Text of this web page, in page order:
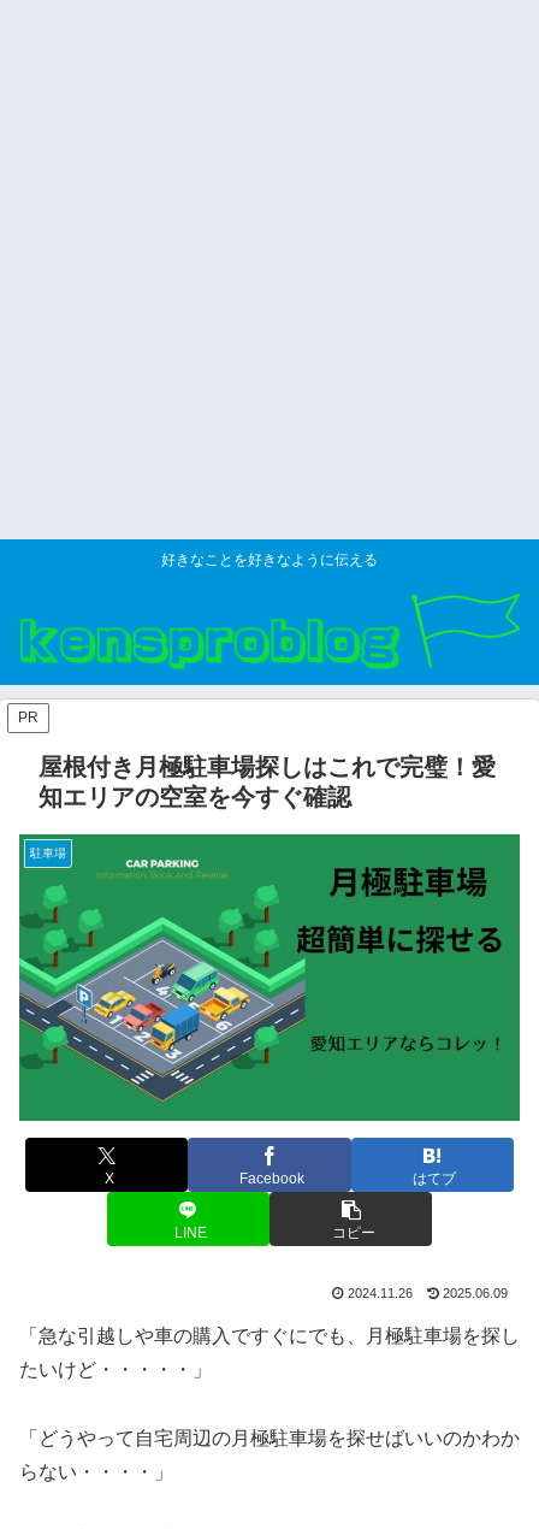
好きなことを好きなように伝える
PR
屋根付き月極駐車場探しはこれで完璧！愛
知エリアの空室を今すぐ確認
駐車場
X Facebook はてブ
LINE コピー
2024.11.26 2025.06.09
「急な引越しや車の購入ですぐにでも、月極駐車場を探し
たいけど・・・・・」
「どうやって自宅周辺の月極駐車場を探せばいいのかわか
らない・・・・」